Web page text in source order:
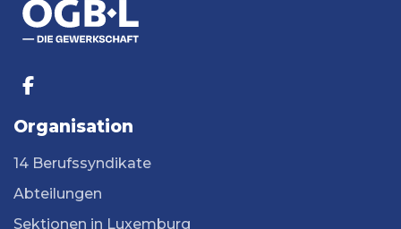
Organisation
14 Berufssyndikate
Abteilungen
Sektionen in Luxemburg